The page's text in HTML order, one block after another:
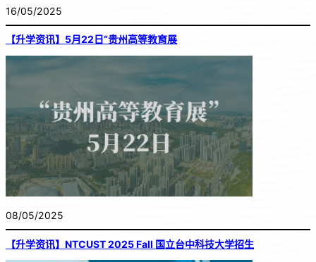
16/05/2025
【升学资讯】5月22日“贵州高等教育展
08/05/2025
【升学资讯】NTCUST 2025 Fall 国立台中科技大学招生